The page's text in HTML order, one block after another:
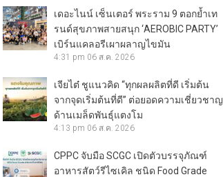
เดอะไนน์ เซ็นเตอร์ พระราม 9 ตอกย้ำเท
รนด์สุขภาพสายสนุก ‘AEROBIC PARTY’
เบิร์นแคลอรีเผาผลาญไขมัน
4:31 pm 06 ส.ค. 2026
เจียไต๋ ชูแนวคิด “ทุกผลผลิตที่ดี เริ่มต้น
จากจุดเริ่มต้นที่ดี” ต่อยอดความเชี่ยวชาญ
ด้านเมล็ดพันธุ์แตงโม
4:13 pm 06 ส.ค. 2026
CPPC จับมือ SCGC เปิดตัวบรรจุภัณฑ์
อาหารสัตว์รีไซเคิล ชนิด Food Grade